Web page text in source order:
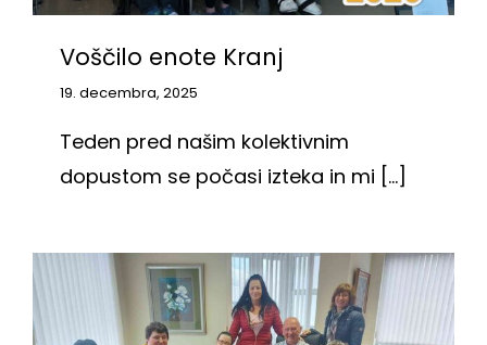
Voščilo enote Kranj
19. decembra, 2025
Teden pred našim kolektivnim
dopustom se počasi izteka in mi [...]